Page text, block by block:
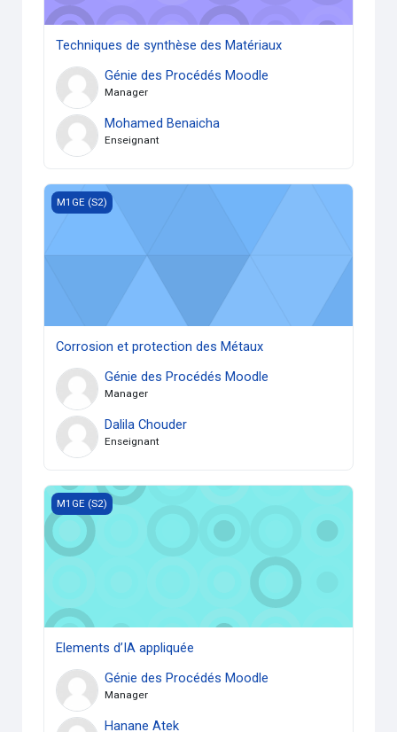
Techniques de synthèse des Matériaux
Génie des Procédés Moodle
Manager
Mohamed Benaicha
Enseignant
Corrosion et protection des Métaux
M1GE (S2)
Corrosion et protection des Métaux
Génie des Procédés Moodle
Manager
Dalila Chouder
Enseignant
Elements d’IA appliquée
M1GE (S2)
Elements d’IA appliquée
Génie des Procédés Moodle
Manager
Hanane Atek